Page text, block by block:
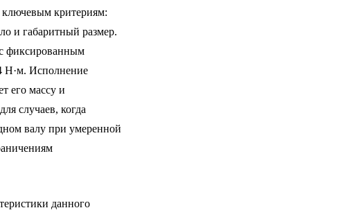
критериям:
и габаритный размер.
фиксированным
Н·м. Исполнение
его массу и
случаев, когда
валу при умеренной
данного